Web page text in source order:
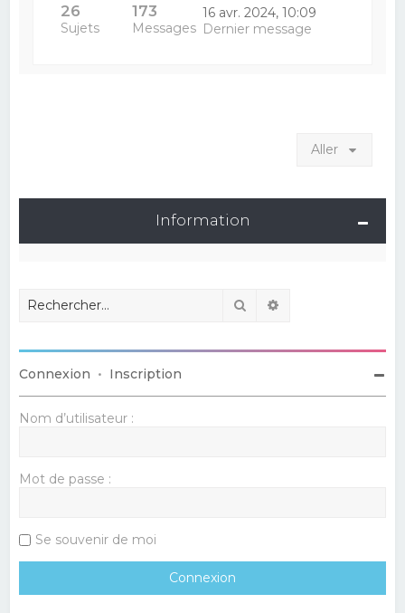
26
Sujets
173
Messages
16 avr. 2024, 10:09
Dernier message
Aller
Information
Rechercher
Connexion • Inscription
Nom d’utilisateur :
Mot de passe :
Se souvenir de moi